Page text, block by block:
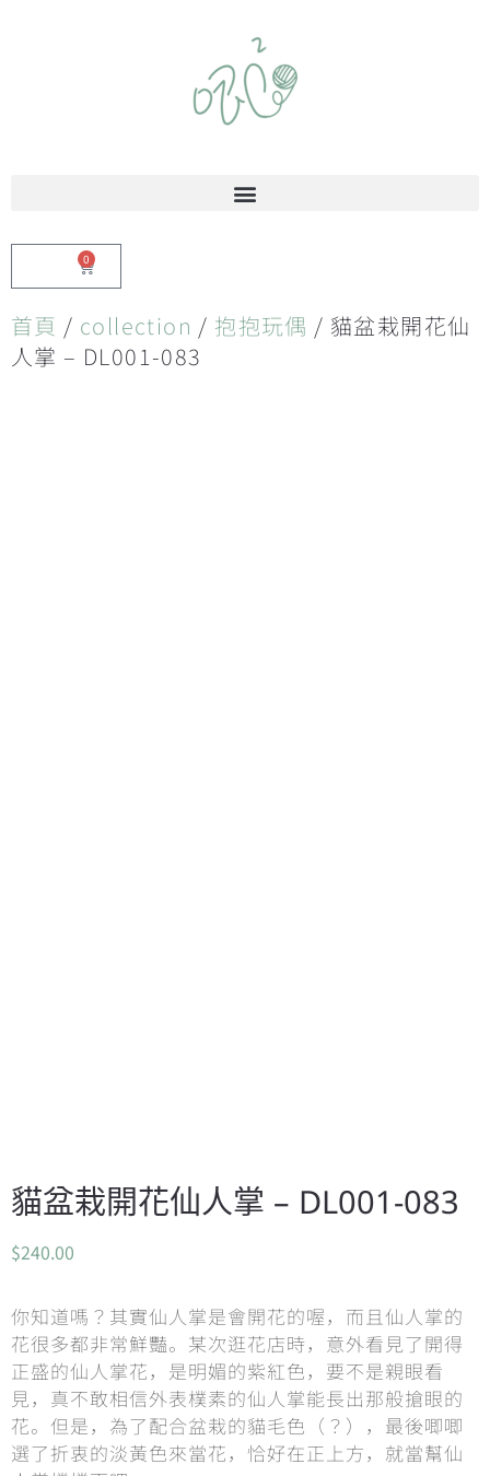
0
首頁 / collection /抱抱玩偶 / 貓盆栽開花仙
人掌 – DL001-083
貓盆栽開花仙人掌 – DL001-083
$240.00
你知道嗎？其實仙人掌是會開花的喔，而且仙人掌的
花很多都非常鮮豔。某次逛花店時，意外看見了開得
正盛的仙人掌花，是明媚的紫紅色，要不是親眼看
見，真不敢相信外表樸素的仙人掌能長出那般搶眼的
花。但是，為了配合盆栽的貓毛色（？），最後唧唧
選了折衷的淡黃色來當花，恰好在正上方，就當幫仙